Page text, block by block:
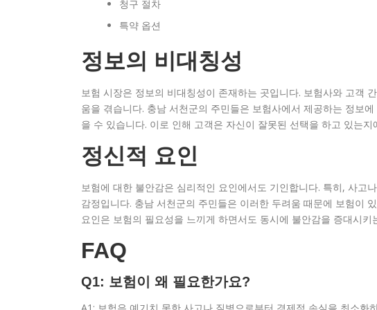
청구 절차
특약 옵션
정보의 비대칭성
보험 시장은 정보의 비대칭성이 존재하는 곳입니다. 보험사와 고객
움을 겪습니다. 충남 서천군의 주민들은 보험사에서 제공하는 정보
을 수 있습니다. 이로 인해 고객은 자신이 잘못된 선택을 하고 있는
정신적 요인
보험에 대한 불안감은 심리적인 요인에서도 기인합니다. 특히, 사고
감정입니다. 충남 서천군의 주민들은 이러한 두려움 때문에 보험이
요인은 보험의 필요성을 느끼게 하면서도 동시에 불안감을 증대시키
FAQ
Q1: 보험이 왜 필요한가요?